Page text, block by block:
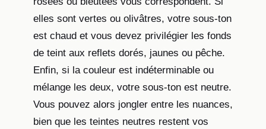
elles sont vertes ou olivâtres, votre sous-ton
est chaud et vous devez privilégier les fonds
de teint aux reflets dorés, jaunes ou pêche.
Enfin, si la couleur est indéterminable ou
mélange les deux, votre sous-ton est neutre.
Vous pouvez alors jongler entre les nuances,
bien que les teintes neutres restent vos